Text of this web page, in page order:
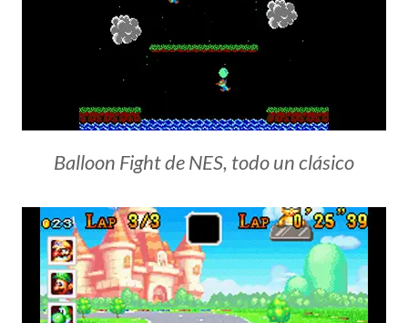
Balloon Fight de NES, todo un clásico